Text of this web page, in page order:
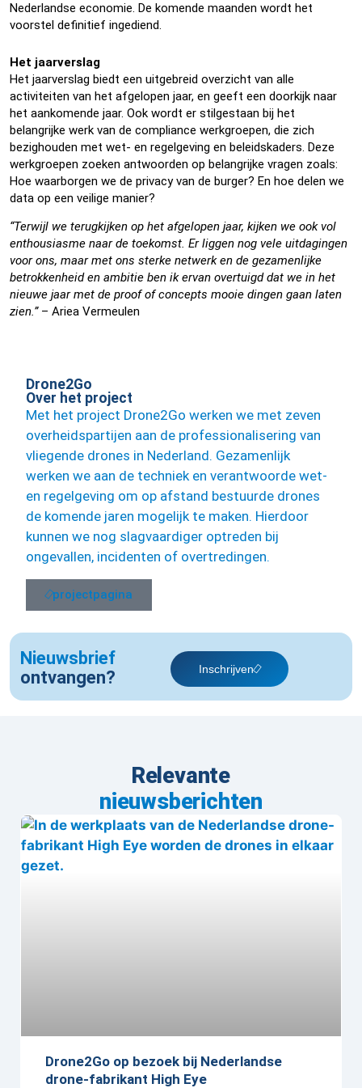
Nederlandse economie. De komende maanden wordt het
voorstel definitief ingediend.
Het jaarverslag
Het jaarverslag biedt een uitgebreid overzicht van alle
activiteiten van het afgelopen jaar, en geeft een doorkijk naar
het aankomende jaar. Ook wordt er stilgestaan bij het
belangrijke werk van de compliance werkgroepen, die zich
bezighouden met wet- en regelgeving en beleidskaders. Deze
werkgroepen zoeken antwoorden op belangrijke vragen zoals:
Hoe waarborgen we de privacy van de burger? En hoe delen we
data op een veilige manier?
“Terwijl we terugkijken op het afgelopen jaar, kijken we ook vol
enthousiasme naar de toekomst. Er liggen nog vele uitdagingen
voor ons, maar met ons sterke netwerk en de gezamenlijke
betrokkenheid en ambitie ben ik ervan overtuigd dat we in het
nieuwe jaar met de proof of concepts mooie dingen gaan laten
zien.” – Ariea Vermeulen
Drone2Go
Over het project
Met het project Drone2Go werken we met zeven
overheidspartijen aan de professionalisering van
vliegende drones in Nederland. Gezamenlijk
werken we aan de techniek en verantwoorde wet-
en regelgeving om op afstand bestuurde drones
de komende jaren mogelijk te maken. Hierdoor
kunnen we nog slagvaardiger optreden bij
ongevallen, incidenten of overtredingen.
projectpagina
Nieuwsbrief
ontvangen?
Inschrijven
Relevante
nieuwsberichten
Drone2Go op bezoek bij Nederlandse
drone-fabrikant High Eye